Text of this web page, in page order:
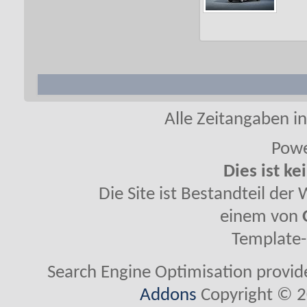
Alle Zeitangaben
Dies ist
Die Site ist Bestandteil der
einem von
Search Engine Optimisation
Addons Copyright ©